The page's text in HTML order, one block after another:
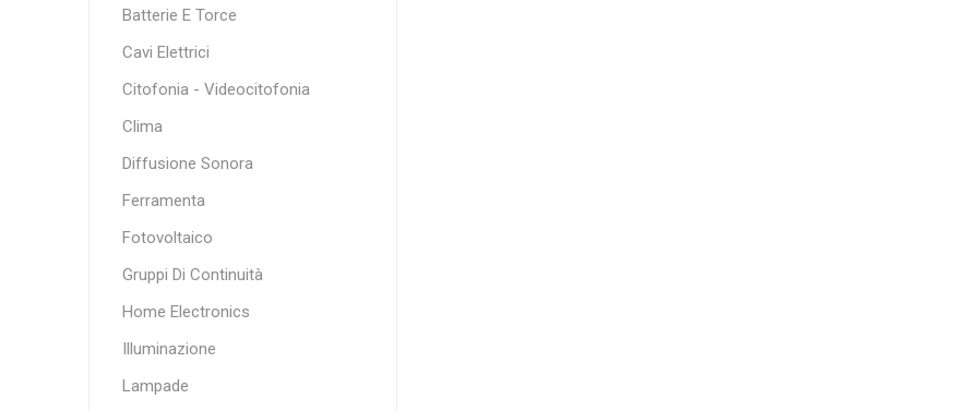
Batterie E Torce
Cavi Elettrici
Citofonia - Videocitofonia
Clima
Diffusione Sonora
Ferramenta
Fotovoltaico
Gruppi Di Continuità
Home Electronics
Illuminazione
Lampade